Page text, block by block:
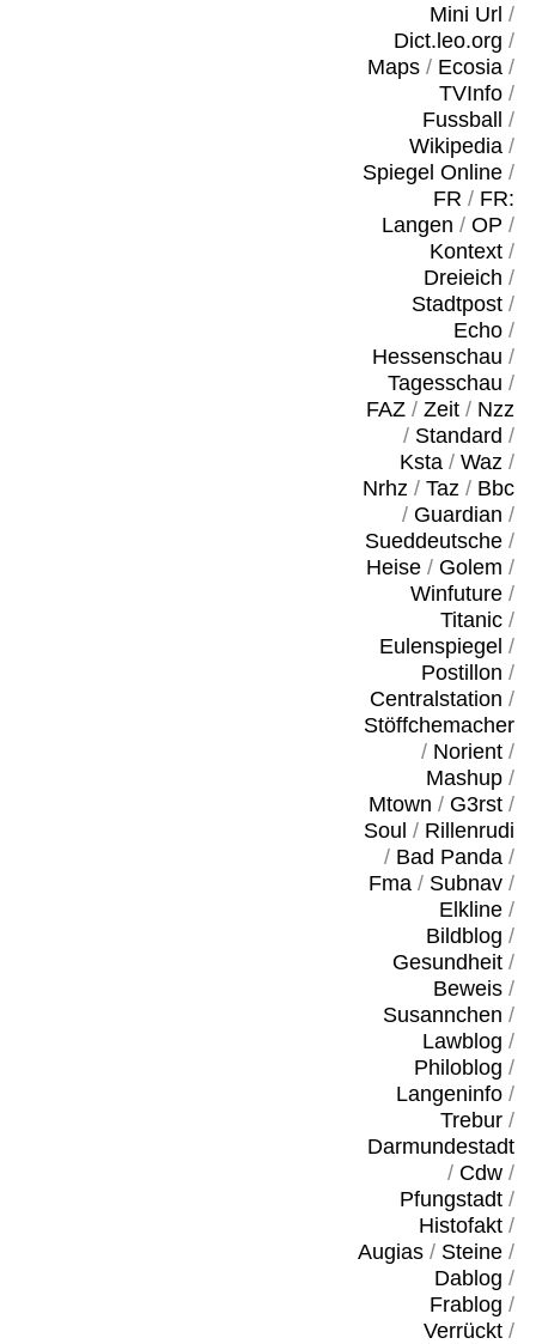
Mini Url /
Dict.leo.org /
Maps/ Ecosia/
TVInfo/
Fussball
/
Wikipedia/
Spiegel Online/
FR / FR:
Langen / OP /
Kontext/
Dreieich /
Stadtpost/
Echo/
Hessenschau /
Tagesschau /
FAZ/ Zeit/ Nzz
/ Standard /
Ksta/ Waz/
Nrhz/ Taz/ Bbc
/ Guardian /
Sueddeutsche/
Heise/ Golem /
Winfuture/
Titanic/
Eulenspiegel /
Postillon /
Centralstation /
Stöffchemacher
/ Norient/
Mashup/
Mtown / G3rst/
Soul / Rillenrudi
/ Bad Panda/
Fma/ Subnav/
Elkline/
Bildblog /
Gesundheit/
Beweis/
Susannchen /
Lawblog /
Philoblog /
Langeninfo/
Trebur/
Darmundestadt
/ Cdw/
Pfungstadt/
Histofakt/
Augias/ Steine/
Dablog /
Frablog /
Verrückt/